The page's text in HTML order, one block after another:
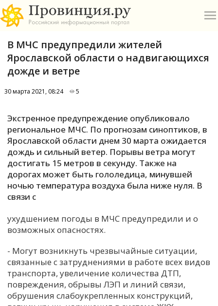
А
Б
В
И
К
П
Т
В МЧС предупредили жителей
Ярославской области о надвигающихся
дожде и ветре
30 марта 2021, 08:24 5
Экстренное предупреждение опубликовало
региональное МЧС. По прогнозам синоптиков, в
Ярославской области днем 30 марта ожидается
дождь и сильный ветер. Порывы ветра могут
достигать 15 метров в секунду. Также на
дорогах может быть гололедица, минувшей
ночью температура воздуха была ниже нуля. В
связи с
ухудшением погоды в МЧС предупредили и о
возможных опасностях.
- Могут возникнуть чрезвычайные ситуации,
связанные с затруднениями в работе всех видов
транспорта, увеличение количества ДТП,
повреждения, обрывы ЛЭП и линий связи,
обрушения слабоукрепленных конструкций,